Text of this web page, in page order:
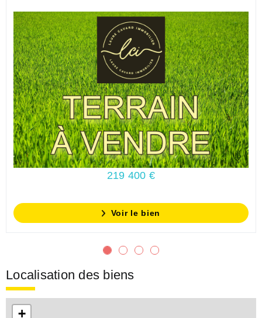
219 400 €
Voir le bien
Localisation des biens
+